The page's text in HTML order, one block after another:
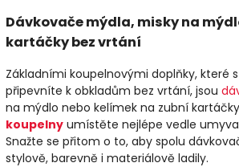
Dávkovače mýdla, misky na
kartáčky bez vrtání
Základními koupelnovými doplňky, které
připevníte k obkladům bez vrtání, jsou
na mýdlo nebo kelímek na zubní
koupelny umístěte nejlépe vedle
Snažte se přitom o to, aby spolu
stylově, barevně i materiálově ladily.